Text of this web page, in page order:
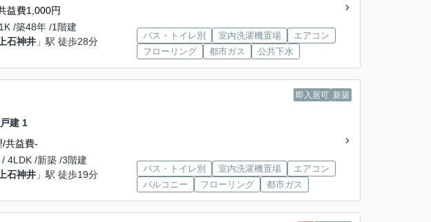
益費1,000円
/築48年 /1階建
上石神井 」駅 徒歩28分
バス・トイレ別 室内洗濯機置場
エアコン
フローリング
都市ガス 公共下水
即入居可 新築
建 1
/共益費-
4LDK /新築 /3階建
上石神井 」駅 徒歩19分
バス・トイレ別 室内洗濯機置場
エアコン
バルコニー
フローリング 都市ガス